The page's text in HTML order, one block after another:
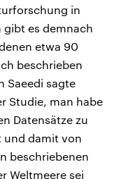
in
gibt es demnach
etwa 90
beschrieben
Saeedi sagte
Studie, man habe
Datensätze zu
und damit von
beschriebenen
Weltmeere sei